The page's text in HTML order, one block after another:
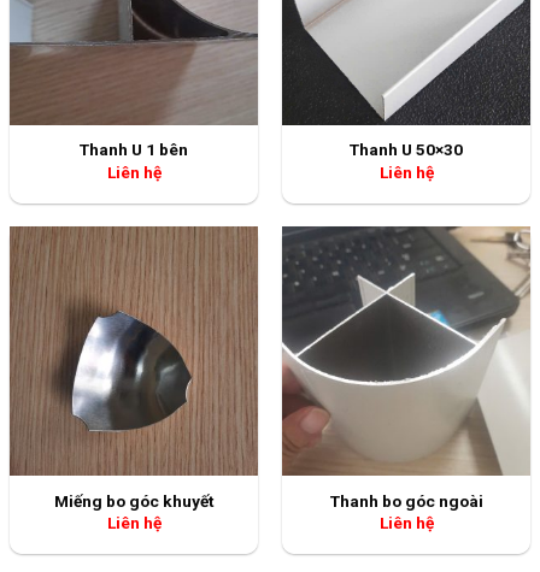
Thanh U 1 bên
Liên hệ
Thanh U 50×30
Liên hệ
Miếng bo góc khuyết
Liên hệ
Thanh bo góc ngoài
Liên hệ